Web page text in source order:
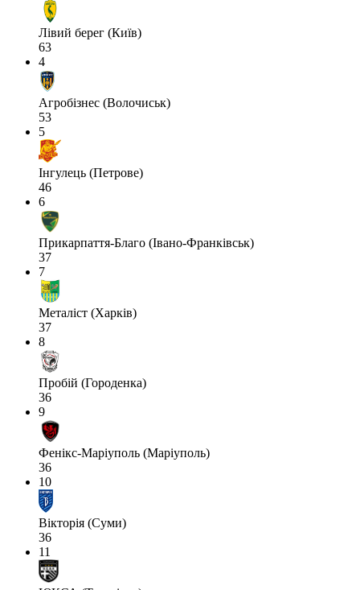
Лівий берег (Київ)
63
4
Агробізнес (Волочиськ)
53
5
Інгулець (Петрове)
46
6
Прикарпаття-Благо (Івано-Франківськ)
37
7
Металіст (Харків)
37
8
Пробій (Городенка)
36
9
Фенікс-Маріуполь (Маріуполь)
36
10
Вікторія (Суми)
36
11